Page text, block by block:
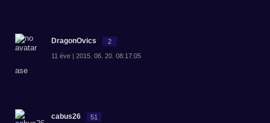
DragonOvics 2
11 éve | 2015. 06. 20. 08:17:05
ase
cabus26 51